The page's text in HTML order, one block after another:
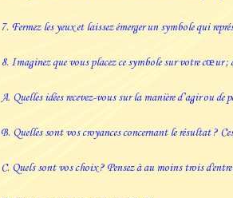
7. Fermez les yeux et laissez émerger un symbole qui
8. Imaginez que vous placez ce symbole sur votre cœur ;
A. Quelles idées recevez-vous sur la manière d’agir ou de
B. Quelles sont vos croyances concernant le résultat ?
C. Quels sont vos choix ? Pensez à au moins trois d'entre